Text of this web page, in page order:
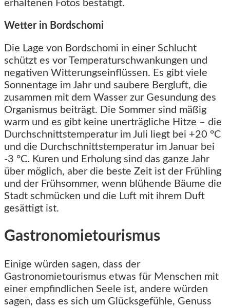
erhaltenen Fotos bestätigt.
Wetter in Bordschomi
Die Lage von Bordschomi in einer Schlucht
schützt es vor Temperaturschwankungen und
negativen Witterungseinflüssen. Es gibt viele
Sonnentage im Jahr und saubere Bergluft, die
zusammen mit dem Wasser zur Gesundung des
Organismus beiträgt. Die Sommer sind mäßig
warm und es gibt keine unerträgliche Hitze – die
Durchschnittstemperatur im Juli liegt bei +20 °C
und die Durchschnittstemperatur im Januar bei
-3 °C. Kuren und Erholung sind das ganze Jahr
über möglich, aber die beste Zeit ist der Frühling
und der Frühsommer, wenn blühende Bäume die
Stadt schmücken und die Luft mit ihrem Duft
gesättigt ist.
Gastronomietourismus
Einige würden sagen, dass der
Gastronomietourismus etwas für Menschen mit
einer empfindlichen Seele ist, andere würden
sagen, dass es sich um Glücksgefühle, Genuss